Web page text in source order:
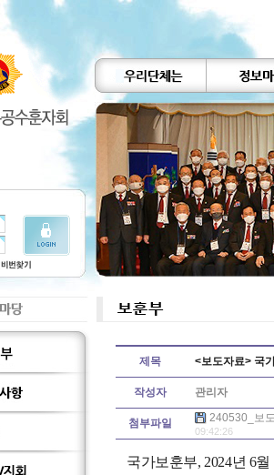
제목 <보도자료> 국
작성자 관리자
첨부파일 240530_보
09:42:26
국가보훈부, 2024년 6